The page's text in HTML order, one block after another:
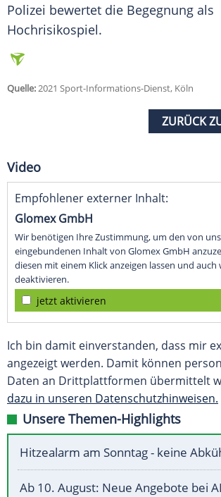
Polizei bewertet die Begegnung als
Hochrisikospiel.
Quelle:2021 Sport-Informations-Dienst, Köln
ZURÜCK
Video
Empfohlener externer Inhalt:
Glomex GmbH
Wir benötigen Ihre Zustimmung, um den von
eingebundenen Inhalt von Glomex GmbH
diesen mit einem Klick anzeigen lassen und auch
deaktivieren.
jetzt aktivieren
Ich bin damit einverstanden, dass mir
angezeigt werden. Damit können
Daten an Drittplattformen übermittelt
dazu in unseren Datenschutzhinweisen.
Unsere Themen-Highlights
Hitzealarm am Sonntag - keine
Ab 10. August: Neue Angebote bei